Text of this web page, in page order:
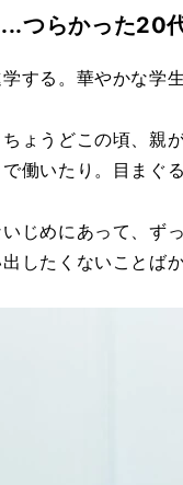
つらかった20代
する。華やかな学
ょうどこの頃、親
働いたり。目まぐ
じめにあって、ず
したくないことばか